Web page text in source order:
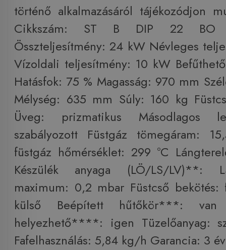
történő alkalmazásáról tájékozódjon
Cikkszám: ST B DIP 22 BO
Összteljesítmény: 24 kW Névleges
Vízoldali teljesítmény: 10 kW
Hatásfok: 75 % Magasság: 970 mm
Mélység: 635 mm Súly: 160 kg
Üveg: prizmatikus Másodlagos
szabályozott Füstgáz tömegáram:
füstgáz hőmérséklet: 299 °C
Készülék anyaga (LÖ/LS/LV)**:
maximum: 0,2 mbar Füstcső bekötés:
külső Beépített hűtőkör***:
helyezhető****: igen Tüzelőanyag:
Fafelhasználás: 5,84 kg/h Garancia: 3 év